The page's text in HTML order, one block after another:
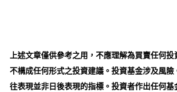
上述文章僅供參考之用，不應理解為買賣任何
不構成任何形式之投資建議。投資基金涉及風
往表現並非日後表現的指標。投資者作出任何